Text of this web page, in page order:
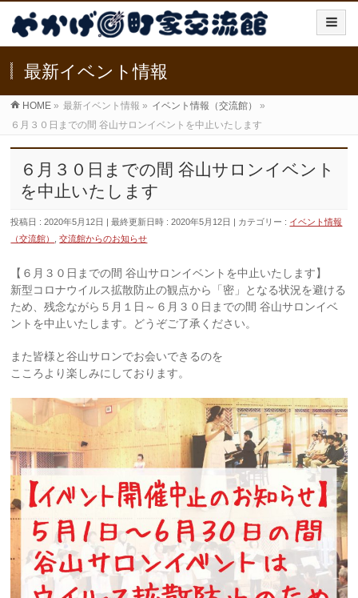
最新イベント情報
HOME » 最新イベント情報 » イベント情報（交流館）
»
６月３０日までの間 谷山サロンイベントを中止いたします
６月３０日までの間 谷山サロンイベント
を中止いたします
投稿日 : 2020年5月12日 最終更新日時 : 2020年5月12日 カテゴリー : イベント情報
（交流館）
,交流館からのお知らせ
【６月３０日までの間 谷山サロンイベントを中止いたします】
新型コロナウイルス拡散防止の観点から「密」となる状況を避ける
ため、残念ながら５月１日～６月３０日までの間 谷山サロンイベ
ントを中止いたします。どうぞご了承ください。
また皆様と谷山サロンでお会いできるのを
こころより楽しみにしております。